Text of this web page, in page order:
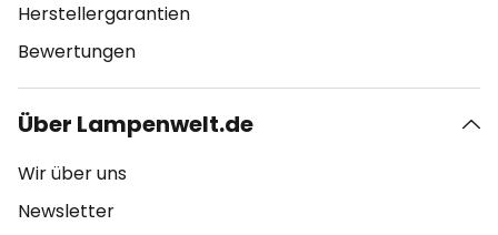
Herstellergarantien
Bewertungen
Über Lampenwelt.de
Wir über uns
Newsletter